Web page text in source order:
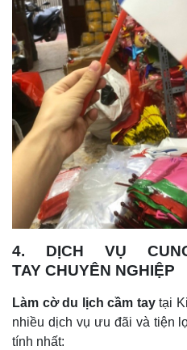
4. DỊCH VỤ
TAY CHUYÊN NGHIỆP
Làm cờ du lịch cầm taytại
nhiều dịch vụ ưu đãi và tiện
tính nhất: